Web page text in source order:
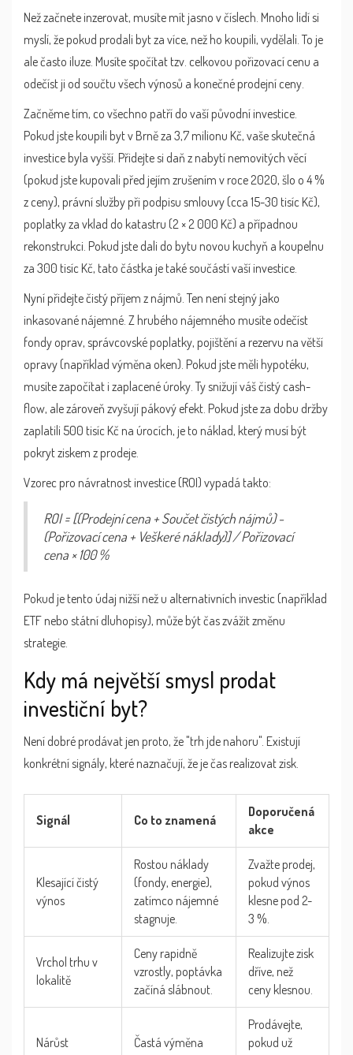
Než začnete inzerovat, musíte mít jasno v číslech. Mnoho lidí si
myslí, že pokud prodali byt za více, než ho koupili, vydělali. To je
ale často iluze. Musíte spočítat tzv. celkovou pořizovací cenu a
odečíst ji od součtu všech výnosů a konečné prodejní ceny.
Začněme tím, co všechno patří do vaší původní investice.
Pokud jste koupili byt v Brně za 3,7 milionu Kč, vaše skutečná
investice byla vyšší. Přidejte si daň z nabytí nemovitých věcí
(pokud jste kupovali před jejím zrušením v roce 2020, šlo o 4 %
z ceny), právní služby při podpisu smlouvy (cca 15-30 tisíc Kč),
poplatky za vklad do katastru (2 × 2 000 Kč) a případnou
rekonstrukci. Pokud jste dali do bytu novou kuchyň a koupelnu
za 300 tisíc Kč, tato částka je také součástí vaší investice.
Nyní přidejte čistý příjem z nájmů. Ten není stejný jako
inkasované nájemné. Z hrubého nájemného musíte odečíst
fondy oprav, správcovské poplatky, pojištění a rezervu na větší
opravy (například výměna oken). Pokud jste měli hypotéku,
musíte započítat i zaplacené úroky. Ty snižují váš čistý cash-
flow, ale zároveň zvyšují pákový efekt. Pokud jste za dobu držby
zaplatili 500 tisíc Kč na úrocích, je to náklad, který musí být
pokryt ziskem z prodeje.
Vzorec pro návratnost investice (ROI) vypadá takto:
ROI = [(Prodejní cena + Součet čistých nájmů) -
(Pořizovací cena + Veškeré náklady)] / Pořizovací
cena × 100 %
Pokud je tento údaj nižší než u alternativních investic (například
ETF nebo státní dluhopisy), může být čas zvážit změnu
strategie.
Kdy má největší smysl prodat
investiční byt?
Není dobré prodávat jen proto, že "trh jde nahoru". Existují
konkrétní signály, které naznačují, že je čas realizovat zisk.
Signál Co to znamená
Doporučená
akce
Klesající čistý
výnos
Rostou náklady
(fondy, energie),
zatímco nájemné
stagnuje.
Zvažte prodej,
pokud výnos
klesne pod 2-
3 %.
Vrchol trhu v
lokalitě
Ceny rapidně
vzrostly, poptávka
začíná slábnout.
Realizujte zisk
dříve, než
ceny klesnou.
Nárůst
Častá výměna
Prodávejte,
pokud už